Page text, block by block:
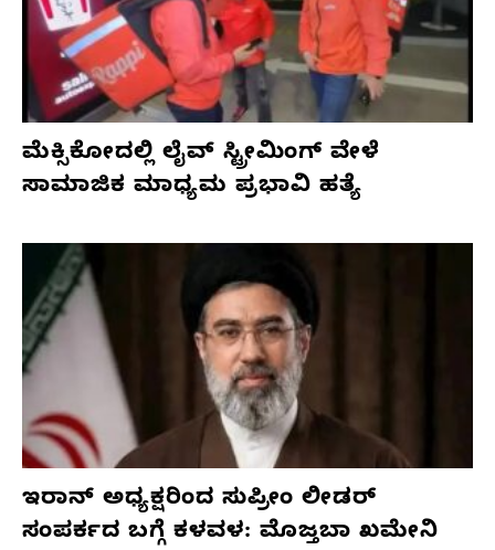
ಮೆಕ್ಸಿಕೋದಲ್ಲಿ ಲೈವ್ ಸ್ಟ್ರೀಮಿಂಗ್ ವೇಳೆ
ಸಾಮಾಜಿಕ ಮಾಧ್ಯಮ ಪ್ರಭಾವಿ ಹತ್ಯೆ
ಇರಾನ್ ಅಧ್ಯಕ್ಷರಿಂದ ಸುಪ್ರೀಂ ಲೀಡರ್
ಸಂಪರ್ಕದ ಬಗ್ಗೆ ಕಳವಳ: ಮೊಜ್ತಬಾ ಖಮೇನಿ